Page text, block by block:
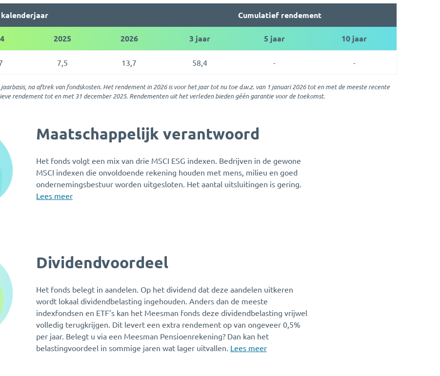
Cumulatief rendement
2025 2026 3 jaar 5 jaar 10 jaar
7,5 13,7 58,4 - -
na aftrek van fondskosten. Het rendement in 2026 is voor het jaar tot nu toe d.w.z. van 1 januari 2026 tot en met de meeste recente
rendement tot en met 31 december 2025. Rendementen uit het verleden bieden géén garantie voor de toekomst.
Maatschappelijk verantwoord
Het fonds volgt een mix van drie MSCI ESG indexen. Bedrijven in de gewone
MSCI indexen die onvoldoende rekening houden met mens, milieu en goed
ondernemingsbestuur worden uitgesloten. Het aantal uitsluitingen is gering.
Lees meer
Dividendvoordeel
Het fonds belegt in aandelen. Op het dividend dat deze aandelen uitkeren
wordt lokaal dividendbelasting ingehouden. Anders dan de meeste
indexfondsen en ETF’s kan het Meesman fonds deze dividendbelasting vrijwel
volledig terugkrijgen. Dit levert een extra rendement op van ongeveer 0,5%
per jaar. Belegt u via een Meesman Pensioenrekening? Dan kan het
belastingvoordeel in sommige jaren wat lager uitvallen. Lees meer